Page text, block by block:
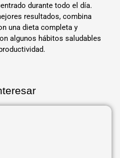
durante todo el día.
resultados, combina
una dieta completa y
algunos hábitos saludables